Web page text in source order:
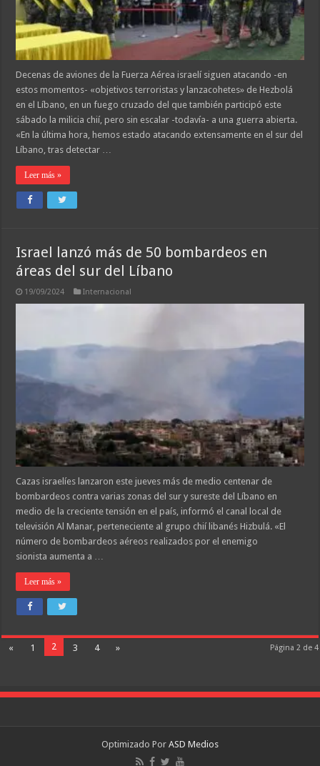
Decenas de aviones de la Fuerza Aérea israelí siguen atacando -en
estos momentos- «objetivos terroristas y lanzacohetes» de Hezbolá
en el Líbano, en un fuego cruzado del que también participó este
sábado la milicia chií, pero sin escalar -todavía- a una guerra abierta.
«En la última hora, hemos estado atacando extensamente en el sur del
Líbano, tras detectar …
Leer más »
Israel lanzó más de 50 bombardeos en
áreas del sur del Líbano
19/09/2024 Internacional
Cazas israelíes lanzaron este jueves más de medio centenar de
bombardeos contra varias zonas del sur y sureste del Líbano en
medio de la creciente tensión en el país, informó el canal local de
televisión Al Manar, perteneciente al grupo chií libanés Hizbulá. «El
número de bombardeos aéreos realizados por el enemigo
sionista aumenta a …
Leer más »
Página 2 de 4
« 1 2 3 4 »
Optimizado Por ASD Medios